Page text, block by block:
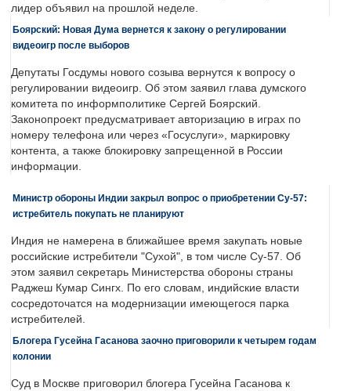
лидер объявил на прошлой неделе.
Боярский: Новая Дума вернется к закону о регулировании
видеоигр после выборов
Депутаты Госдумы нового созыва вернутся к вопросу о
регулировании видеоигр. Об этом заявил глава думского
комитета по информполитике Сергей Боярский.
Законопроект предусматривает авторизацию в играх по
номеру телефона или через «Госуслуги», маркировку
контента, а также блокировку запрещенной в России
информации.
Министр обороны Индии закрыл вопрос о приобретении Су-57:
истребитель покупать не планируют
Индия не намерена в ближайшее время закупать новые
российские истребители "Сухой", в том числе Су-57. Об
этом заявил секретарь Министерства обороны страны
Раджеш Кумар Сингх. По его словам, индийские власти
сосредоточатся на модернизации имеющегося парка
истребителей.
Блогера Гусейна Гасанова заочно приговорили к четырем годам
колонии
Суд в Москве приговорил блогера Гусейна Гасанова к